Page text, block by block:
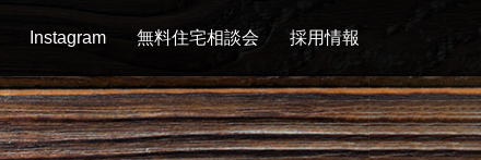
Instagram 無料住宅相談会 採用情報